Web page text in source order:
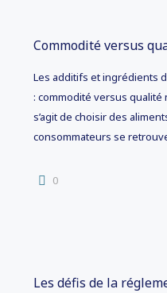
Commodité versus
Les additifs et ingrédients
: commodité versus qualité
s’agit de choisir des
consommateurs se
0
Les défis de la